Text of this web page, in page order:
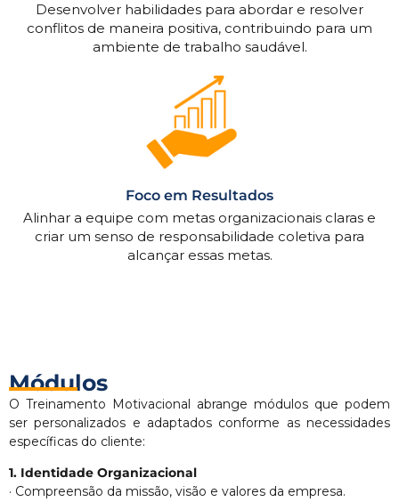
Desenvolver habilidades para abordar e resolver
conflitos de maneira positiva, contribuindo para um
ambiente de trabalho saudável.
Foco em Resultados
Alinhar a equipe com metas organizacionais claras e
criar um senso de responsabilidade coletiva para
alcançar essas metas.
Módulos
O Treinamento Motivacional abrange módulos que podem
ser personalizados e adaptados conforme as necessidades
específicas do cliente:
1. Identidade Organizacional
· Compreensão da missão, visão e valores da empresa.